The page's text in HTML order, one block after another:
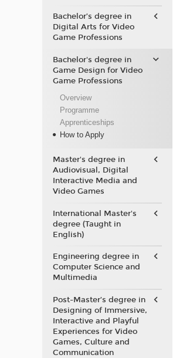
Bachelor’s degree in
Digital Arts for Video
Game Professions
Bachelor's degree in
Game Design for Video
Game Professions
Overview
Programme
Apprenticeships
How to Apply
Master's degree in
Audiovisual, Digital
Interactive Media and
Video Games
International Master's
degree (Taught in
English)
Engineering degree in
Computer Science and
Multimedia
Post-Master’s degree in
Designing of Immersive,
Interactive and Playful
Experiences for Video
Games, Culture and
Communication